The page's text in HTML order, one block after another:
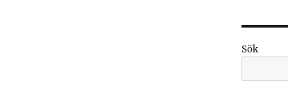
Sök